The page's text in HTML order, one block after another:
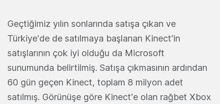
Geçtiğimiz yılın sonlarında satışa çıkan ve
Türkiye'de de satılmaya başlanan Kinect'in
satışlarının çok iyi olduğu da Microsoft
sunumunda belirtilmiş. Satışa çıkmasının ardından
60 gün geçen Kinect, toplam 8 milyon adet
satılmış. Görünüşe göre Kinect'e olan rağbet Xbox